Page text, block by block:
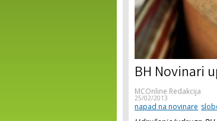
BH Novinari
MCOnline Redakcija
25/02/2013
napad na novinare